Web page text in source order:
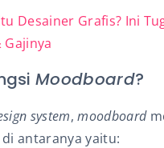
Desainer Grafis? Ini
Gajinya
Moodboard?
system,moodboard
antaranya yaitu: